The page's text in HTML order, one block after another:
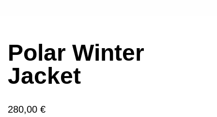
Polar Winter
Jacket
280,00 €